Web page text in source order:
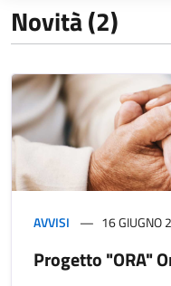
Novità (2)
AVVISI 16 GIUGNO
Progetto "ORA"